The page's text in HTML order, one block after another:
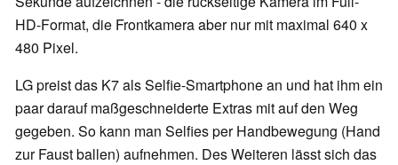
HD-Format, die Frontkamera aber nur mit maximal 640 x
480 Pixel.
LG preist das K7 als Selfie-Smartphone an und hat ihm ein
paar darauf maßgeschneiderte Extras mit auf den Weg
gegeben. So kann man Selfies per Handbewegung (Hand
zur Faust ballen) aufnehmen. Des Weiteren lässt sich das